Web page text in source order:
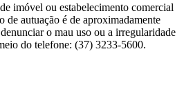
imóvel ou estabelecimento comercial
de autuação é de aproximadamente
o mau uso ou a irregularidade
do telefone: (37) 3233-5600.